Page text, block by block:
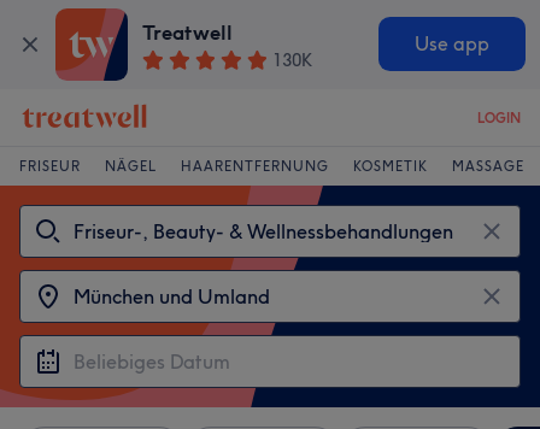
Treatwell
130K
Use app
LOGIN
FRISEUR NÄGEL HAARENTFERNUNG KOSMETIK MASSAGE